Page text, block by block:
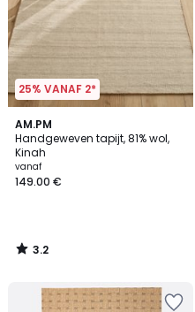
25% VANAF 2*
AM.PM
Handgeweven tapijt, 81% wol,
Kinah
vanaf
149.00 €
3.2
/ 5
3.2
/